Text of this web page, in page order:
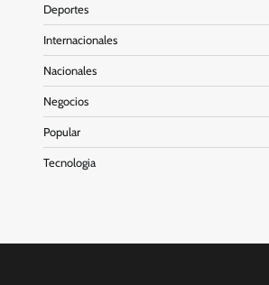
Deportes
Internacionales
Nacionales
Negocios
Popular
Tecnologia